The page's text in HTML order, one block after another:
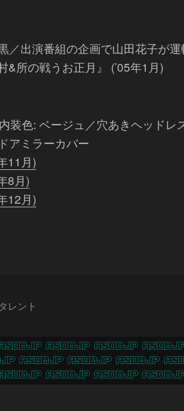
／出演番組の企画で山田花子が運
&所の戦うお正月』 (’05年1月)
装色: ベージュ／穴あきヘッドレ
アミラーカバー
11月)
8月)
12月)
レント